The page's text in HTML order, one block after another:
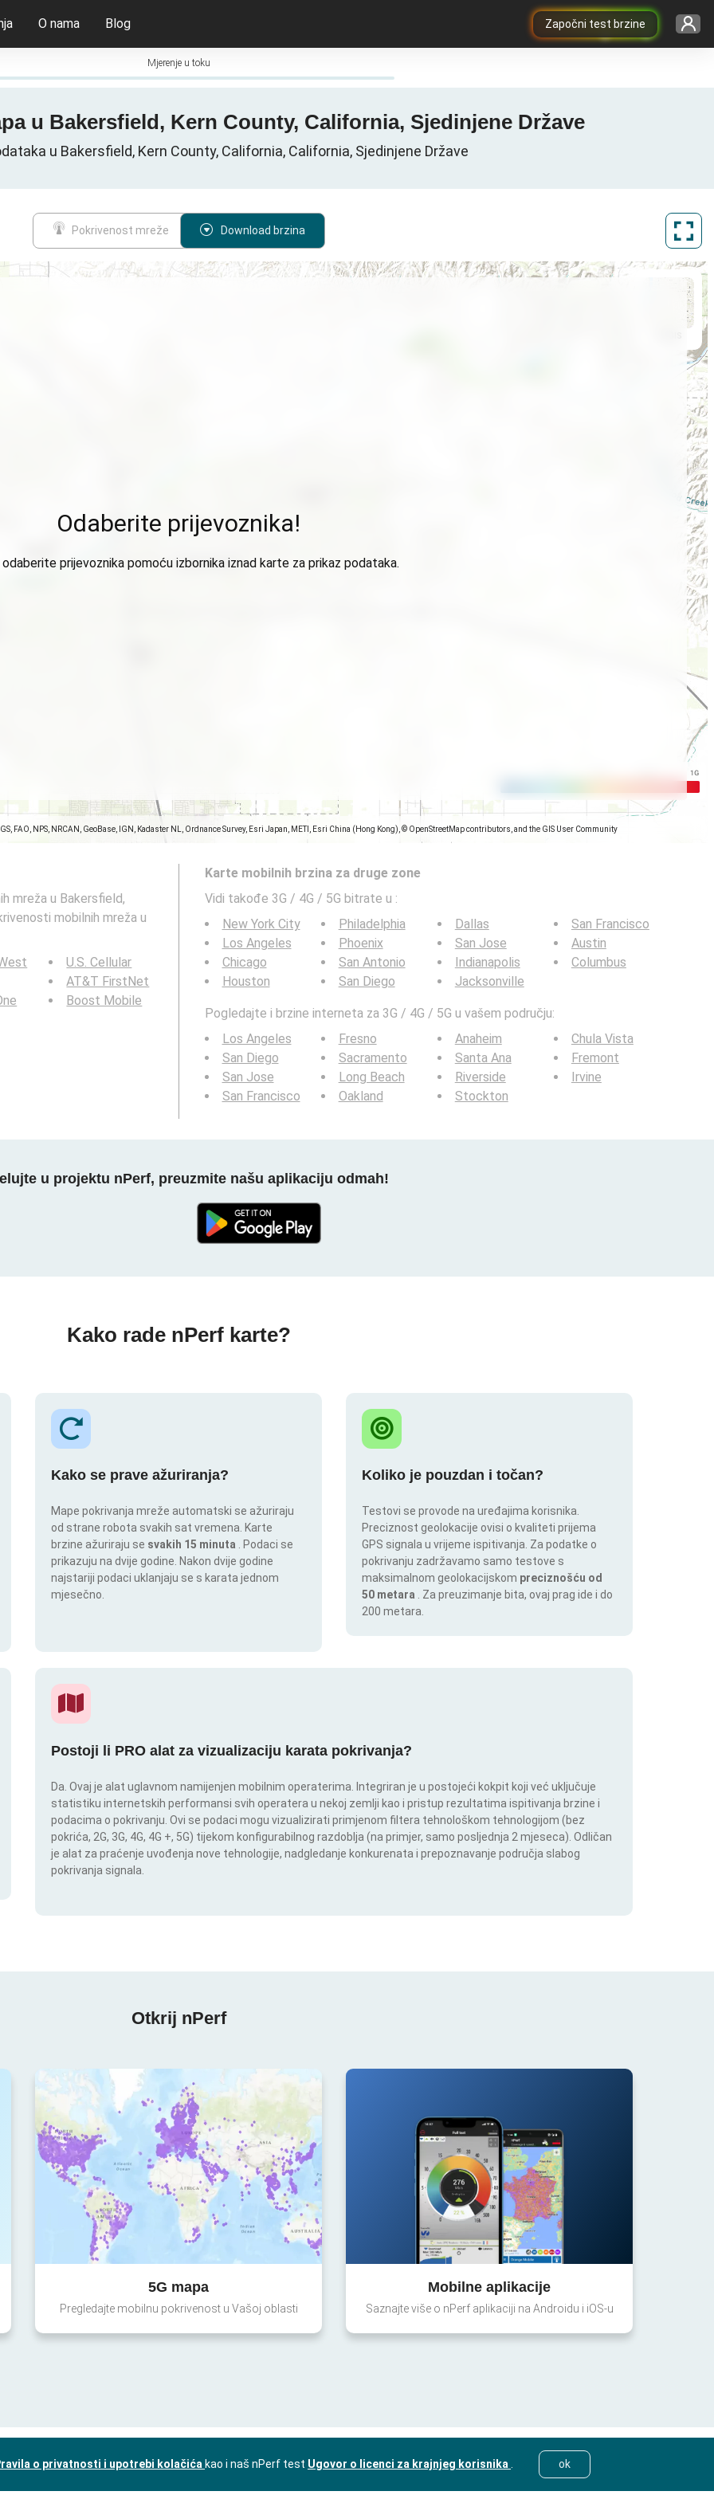
Započni test brzine
O nama Blog
Mjerenje u toku
u Bakersfield, Kern County, California, Sjedinjene Države
u Bakersfield, Kern County, California, California, Sjedinjene Države
Pokrivenost mreže Download brzina
FAO, NPS, NRCAN, GeoBase, IGN, Kadaster NL, Ordnance Survey, Esri Japan, METI, Esri China (Hong Kong), © OpenStreetMap contributors, and the GIS User Community
Odaberite prijevoznika!
prijevoznika pomoću izbornika iznad karte za prikaz podataka.
mreža u Bakersfield,
mobilnih mreža u
U.S. Cellular
AT&T FirstNet
Boost Mobile
Karte mobilnih brzina za druge zone
Vidi takođe 3G / 4G / 5G bitrate u :
New York City
Los Angeles
Chicago
Houston
Philadelphia
Phoenix
San Antonio
San Diego
Dallas
San Jose
Indianapolis
Jacksonville
San Francisco
Austin
Columbus
Pogledajte i brzine interneta za 3G / 4G / 5G u vašem području:
Los Angeles
San Diego
San Jose
San Francisco
Fresno
Sacramento
Long Beach
Oakland
Anaheim
Santa Ana
Riverside
Stockton
Chula Vista
Fremont
Irvine
u projektu nPerf, preuzmite našu aplikaciju odmah!
Kako rade nPerf karte?
Kako se prave ažuriranja?
Mape pokrivanja mreže automatski se ažuriraju
od strane robota svakih sat vremena. Karte
brzine ažuriraju se svakih 15 minuta
. Podaci se
prikazuju na dvije godine. Nakon dvije godine
najstariji podaci uklanjaju se s karata jednom
mjesečno.
Koliko je pouzdan i točan?
Testovi se provode na uređajima korisnika.
Preciznost geolokacije ovisi o kvaliteti prijema
GPS signala u vrijeme ispitivanja. Za podatke o
pokrivanju zadržavamo samo testove s
maksimalnom geolokacijskom preciznošću od
50 metara
. Za preuzimanje bita, ovaj prag ide i do
200 metara.
Postoji li PRO alat za vizualizaciju karata pokrivanja?
Da. Ovaj je alat uglavnom namijenjen mobilnim operaterima. Integriran je u postojeći kokpit koji već uključuje
statistiku internetskih performansi svih operatera u nekoj zemlji kao i pristup rezultatima ispitivanja brzine i
podacima o pokrivanju. Ovi se podaci mogu vizualizirati primjenom filtera tehnološkom tehnologijom (bez
pokrića, 2G, 3G, 4G, 4G +, 5G) tijekom konfigurabilnog razdoblja (na primjer, samo posljednja 2 mjeseca). Odličan
je alat za praćenje uvođenja nove tehnologije, nadgledanje konkurenata i prepoznavanje područja slabog
pokrivanja signala.
Otkrij nPerf
5G mapa
Pregledajte mobilnu pokrivenost u Vašoj oblasti
Mobilne aplikacije
Saznajte više o nPerf aplikaciji na Androidu i iOS-u
o privatnosti i upotrebi kolačića kao i naš nPerf test Ugovor o licenci za krajnjeg korisnika ok